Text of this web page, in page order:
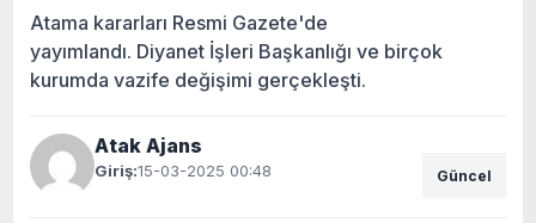
Atama kararları Resmi Gazete'de
yayımlandı. Diyanet İşleri Başkanlığı ve birçok
kurumda vazife değişimi gerçekleşti.
Atak Ajans
Giriş:15-03-2025 00:48 Güncel